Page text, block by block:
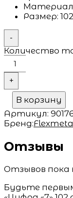
Размер:
-
Количество
+
В корзину
Артикул:
Бренд:
Отзывы
Отзывов пока
Будьте